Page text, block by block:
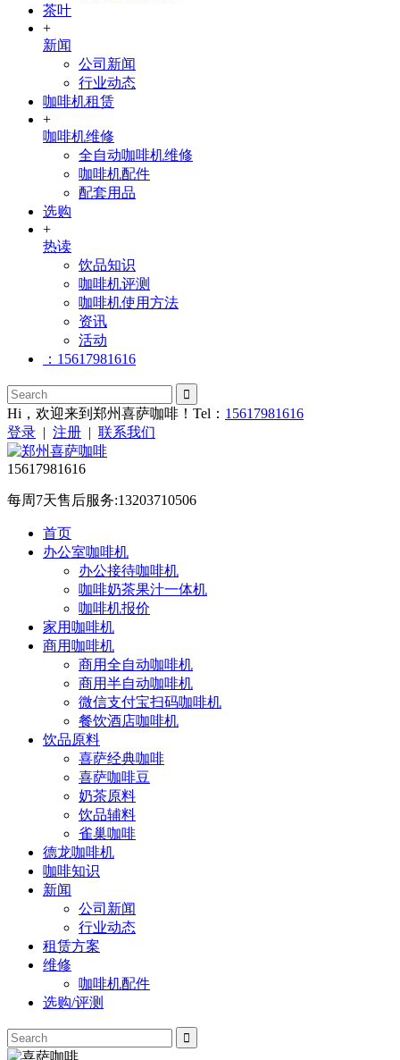
茶叶
+
新闻
公司新闻
行业动态
咖啡机租赁
+
咖啡机维修
全自动咖啡机维修
咖啡机配件
配套用品
选购
+
热读
饮品知识
咖啡机评测
咖啡机使用方法
资讯
活动
：15617981616
Hi，欢迎来到郑州喜萨咖啡！Tel： 15617981616
登录 | 注册 | 联系我们
15617981616
每周7天售后服务:13203710506
首页
办公室咖啡机
办公接待咖啡机
咖啡奶茶果汁一体机
咖啡机报价
家用咖啡机
商用咖啡机
商用全自动咖啡机
商用半自动咖啡机
微信支付宝扫码咖啡机
餐饮酒店咖啡机
饮品原料
喜萨经典咖啡
喜萨咖啡豆
奶茶原料
饮品辅料
雀巢咖啡
德龙咖啡机
咖啡知识
新闻
公司新闻
行业动态
租赁方案
维修
咖啡机配件
选购/评测